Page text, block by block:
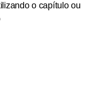
o capítulo ou